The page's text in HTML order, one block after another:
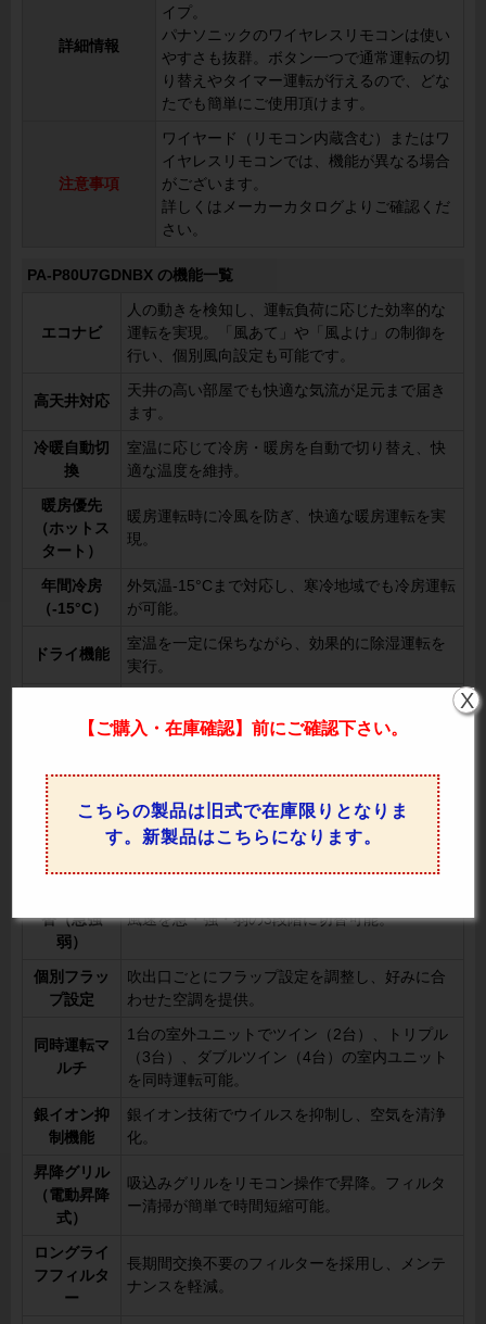
詳細情報
イプ。
パナソニックのワイヤレスリモコンは使い
やすさも抜群。ボタン一つで通常運転の切
り替えやタイマー運転が行えるので、どな
たでも簡単にご使用頂けます。
注意事項
ワイヤード（リモコン内蔵含む）またはワ
イヤレスリモコンでは、機能が異なる場合
がございます。
詳しくはメーカーカタログよりご確認くだ
さい。
PA-P80U7GDNBX の機能一覧
エコナビ
人の動きを検知し、運転負荷に応じた効率的な
運転を実現。「風あて」や「風よけ」の制御を
行い、個別風向設定も可能です。
高天井対応
天井の高い部屋でも快適な気流が足元まで届き
ます。
冷暖自動切
換
室温に応じて冷房・暖房を自動で切り替え、快
適な温度を維持。
暖房優先
（ホットス
タート）
暖房運転時に冷風を防ぎ、快適な暖房運転を実
現。
年間冷房
（-15°C）
外気温-15°Cまで対応し、寒冷地域でも冷房運転
が可能。
ドライ機能
室温を一定に保ちながら、効果的に除湿運転を
実行。
調環境に整えます。
ップ（風向
調整）
自動で風向を調整し、温度ムラを軽減。
風速5段階切
風速を5段階に調整でき、快適かつ迅速に設定温
替（急強
弱）
風速を急・強・弱の3段階に切替可能。
個別フラッ
プ設定
吹出口ごとにフラップ設定を調整し、好みに合
わせた空調を提供。
同時運転マ
ルチ
1台の室外ユニットでツイン（2台）、トリプル
（3台）、ダブルツイン（4台）の室内ユニット
を同時運転可能。
銀イオン抑
制機能
銀イオン技術でウイルスを抑制し、空気を清浄
化。
昇降グリル
（電動昇降
式）
吸込みグリルをリモコン操作で昇降。フィルタ
ー清掃が簡単で時間短縮可能。
ロングライ
フフィルタ
ー
長期間交換不要のフィルターを採用し、メンテ
ナンスを軽減。
【ご購入・在庫確認】前にご確認下さい。
こちらの製品は旧式で在庫限りとなりま
す。新製品はこちらになります。
X